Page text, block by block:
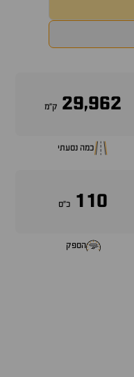
29,962 ק״מ
כמה נסעתי
110 כ״ס
הספק